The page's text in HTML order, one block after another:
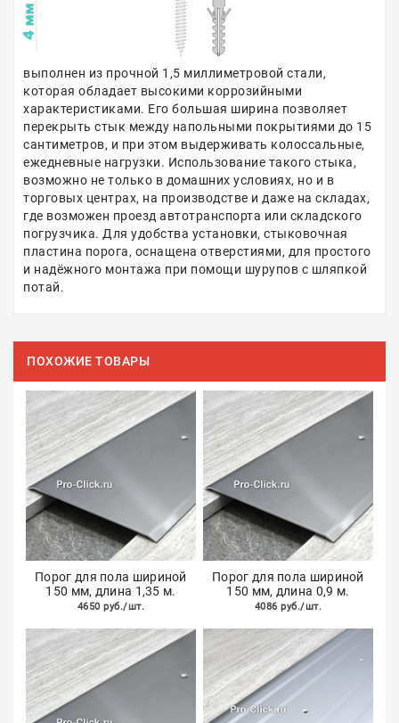
выполнен из прочной 1,5 миллиметровой стали,
которая обладает высокими коррозийными
характеристиками. Его большая ширина позволяет
перекрыть стык между напольными покрытиями до 15
сантиметров, и при этом выдерживать колоссальные,
ежедневные нагрузки. Использование такого стыка,
возможно не только в домашних условиях, но и в
торговых центрах, на производстве и даже на складах,
где возможен проезд автотранспорта или складского
погрузчика. Для удобства установки, стыковочная
пластина порога, оснащена отверстиями, для простого
и надёжного монтажа при помощи шурупов с шляпкой
потай.
ПОХОЖИЕ ТОВАРЫ
Порог для пола шириной
150 мм, длина 1,35 м.
4650 руб./шт.
Порог для пола шириной
150 мм, длина 0,9 м.
4086 руб./шт.